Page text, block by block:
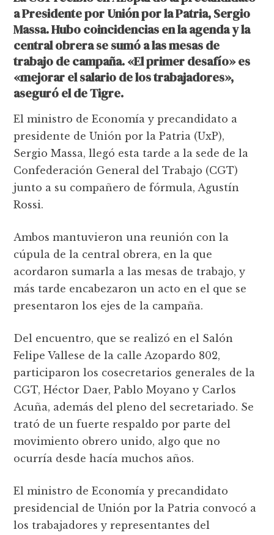
a Presidente por Unión por la Patria, Sergio
Massa. Hubo coincidencias en la agenda y la
central obrera se sumó a las mesas de
trabajo de campaña. «El primer desafío» es
«mejorar el salario de los trabajadores»,
aseguró el de Tigre.
El ministro de Economía y precandidato a
presidente de Unión por la Patria (UxP),
Sergio Massa, llegó esta tarde a la sede de la
Confederación General del Trabajo (CGT)
junto a su compañero de fórmula, Agustín
Rossi.
Ambos mantuvieron una reunión con la
cúpula de la central obrera, en la que
acordaron sumarla a las mesas de trabajo, y
más tarde encabezaron un acto en el que se
presentaron los ejes de la campaña.
Del encuentro, que se realizó en el Salón
Felipe Vallese de la calle Azopardo 802,
participaron los cosecretarios generales de la
CGT, Héctor Daer, Pablo Moyano y Carlos
Acuña, además del pleno del secretariado. Se
trató de un fuerte respaldo por parte del
movimiento obrero unido, algo que no
ocurría desde hacía muchos años.
El ministro de Economía y precandidato
presidencial de Unión por la Patria convocó a
los trabajadores y representantes del